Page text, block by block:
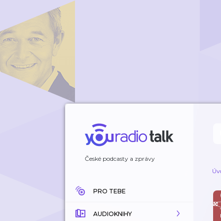
České podcasty a zprávy
PRO TEBE
AUDIOKNIHY